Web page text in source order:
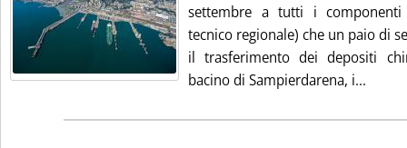
settembre a tutti i
tecnico regionale) che un paio di
il trasferimento dei depositi
bacino di Sampierdarena, i...